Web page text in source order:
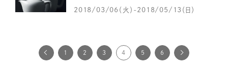
2018/03/06（火）-2018/05/13（日）
1 2 3 4 5 6